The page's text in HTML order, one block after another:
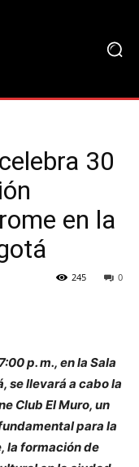
30
en la
0
245
p. m., en la Sala
se llevará a cabo la
Club El Muro, un
para la
la formación de